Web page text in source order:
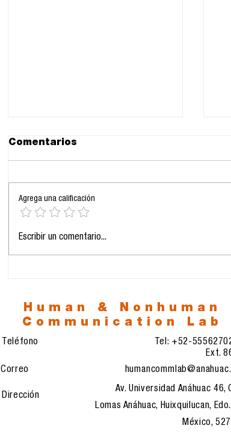
La prolongación de la
Comentarios
Agrega una calificación
Escribir un comentario...
Human & Nonhuman
Communication Lab
Teléfono
Tel: +52-
Ext.
Av. Universidad Anáhuac 46,
Lomas Anáhuac, Huixquilucan,
México,
Correo
Dirección